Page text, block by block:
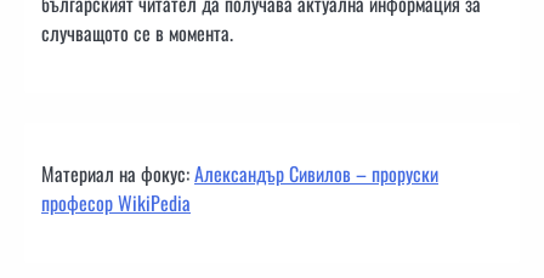
случващото се в момента.
Материал на фокус:Александър Сивилов – проруски
професор WikiPedia